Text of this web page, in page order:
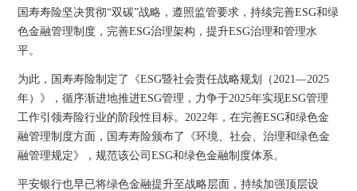
国寿寿险坚决贯彻“双碳”战略，遵照监管要求，持续完善ESG和绿
色金融管理制度，完善ESG治理架构，提升ESG治理和管理水
平。
为此，国寿寿险制定了《ESG暨社会责任战略规划（2021—2025
年）》，循序渐进地推进ESG管理，力争于2025年实现ESG管理
工作引领寿险行业的阶段性目标。2022年，在完善ESG和绿色金
融管理制度方面，国寿寿险颁布了《环境、社会、治理和绿色金
融管理规定》，规范该公司ESG和绿色金融制度体系。
平安银行也早已将绿色金融提升至战略层面，持续加强顶层设